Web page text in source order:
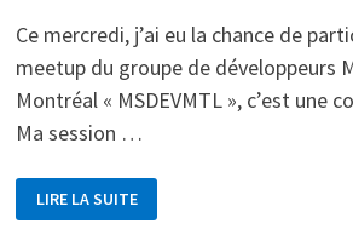
Ce mercredi, j’ai eu la chance de
meetup du groupe de développeurs
Montréal « MSDEVMTL », c’est une
Ma session …
MSDEVMTL
2020
LIRE LA SUITE